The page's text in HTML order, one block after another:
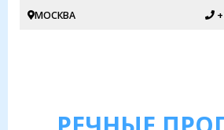
МОСКВА